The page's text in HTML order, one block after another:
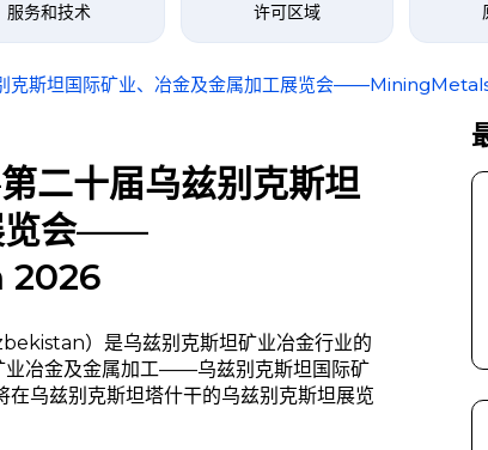
服务和技术 许可区域
克斯坦国际矿业、冶金及金属加工展览会
二十届乌兹别克斯坦
览会——
）是乌兹别克斯坦矿业冶金行业的
业冶金及金属加工——乌兹别克斯坦国际矿
乌兹别克斯坦塔什干的乌兹别克斯坦展览